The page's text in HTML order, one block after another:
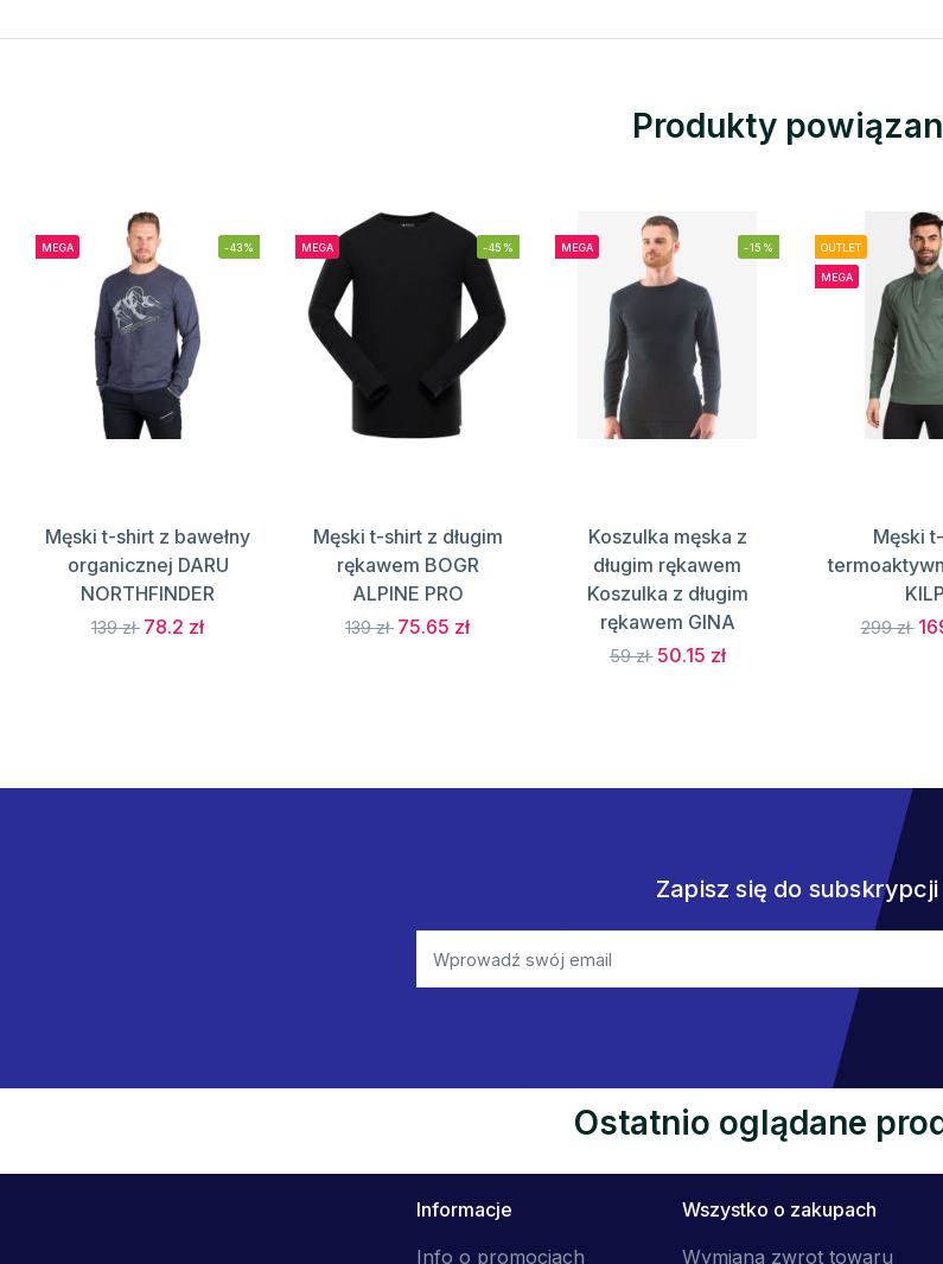
Produkty
MEGA -43%
Męski t-shirt z bawełny
organicznej DARU
NORTHFINDER
139 zł 78.2 zł
MEGA -45%
Męski t-shirt z długim
rękawem BOGR
ALPINE PRO
139 zł 75.65 zł
MEGA -15%
Koszulka męska z
długim rękawem
Koszulka z długim
rękawem GINA
59 zł 50.15 zł
OUTLET
MEGA
Męski
299 zł
Zapisz się do subskrypcji
Ostatnio oglądane
Informacje
Info o promocjach
Wszystko o zakupach
Wymiana zwrot towaru